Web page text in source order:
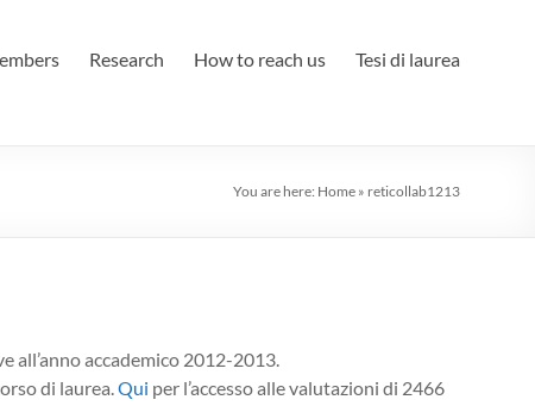
Research How to reach us Tesi di laurea
You are here: Home » reticollab1213
accademico 2012-2013.
di laurea.Qui per l’accesso alle valutazioni di 2466